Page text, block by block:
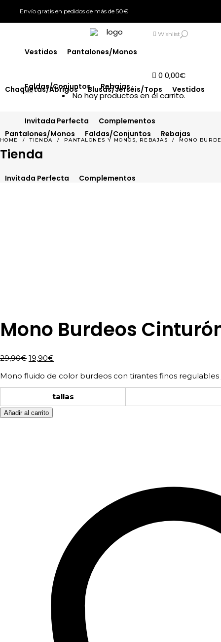
Envío gratis en pedidos de más de 50€
Wishlist
Chaquetas/Abrigos Blusas/Jerséis/Tops Vestidos
Pantalones/Monos Faldas/Conjuntos Rebajas
Invitada Perfecta Complementos
0 0,00€
No hay productos en el carrito.
Chaquetas/Abrigos
Vestidos Pantalones/Monos
Faldas/Conjuntos Rebajas
Invitada Perfecta Complementos
HOME /TIENDA / PANTALONES Y MONOS, REBAJAS /MONO
Tienda
Mono Burdeos
29,90€ El
29,90€.
19,90€
es:
19,90€.
Mono fluido de color burdeos con tirantes finos
tallas
Añadir al carrito